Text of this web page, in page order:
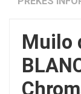
Muilo